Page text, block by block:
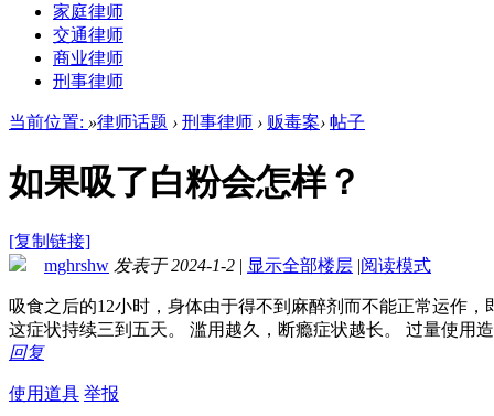
家庭律师
交通律师
商业律师
刑事律师
当前位置: »律师话题 › 刑事律师 › 贩毒案› 帖子
如果吸了白粉会怎样？
[复制链接]
mghrshw 发表于 2024-1-2 | 显示全部楼层 |阅读模式
吸食之后的12小时，身体由于得不到麻醉剂而不能正常运作
这症状持续三到五天。 滥用越久，断瘾症状越长。 过量使用
回复
使用道具 举报